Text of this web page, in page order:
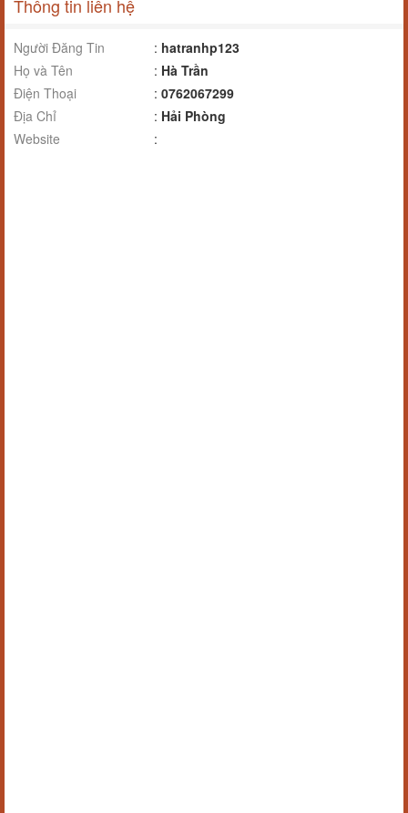
Thông tin liên hệ
Người Đăng Tin : hatranhp123
Họ và Tên
: Hà Trần
Điện Thoại
: 0762067299
Địa Chỉ
: Hải Phòng
Website
: